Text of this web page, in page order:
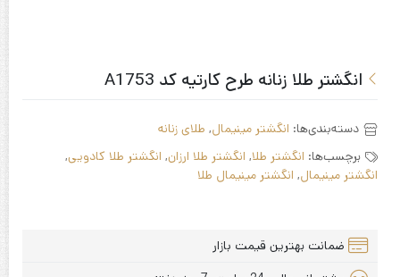
انگشتر طلا زنانه طرح کارتیه کد A1753
دسته‌بندی‌ها:انگشتر مینیمال, طلای زنانه
برچسب‌ها:انگشتر طلا,انگشتر طلا ارزان,انگشتر طلا کادویی,
انگشتر مینیمال, انگشتر مینیمال طلا
ضمانت بهترین قیمت بازار